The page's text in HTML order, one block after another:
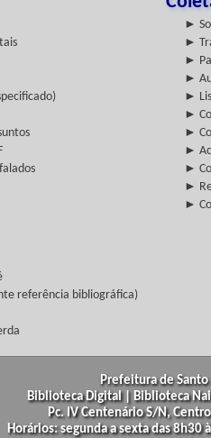
►
►
►
►
►
►
►
►
►
►
►
referência bibliográfica)
Prefeitura de
Biblioteca Digital | Biblioteca
Pc. IV Centenário S/N,
Horários: segunda a sexta das